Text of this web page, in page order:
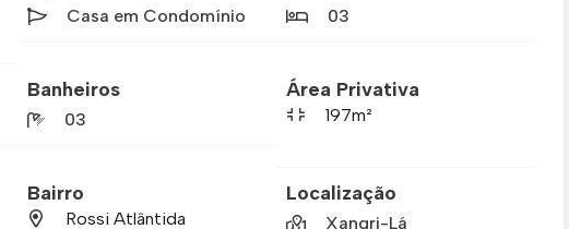
Casa em Condomínio 03
Banheiros
03
Área Privativa
197m²
Bairro
Rossi Atlântida
Localização
Xangri-Lá